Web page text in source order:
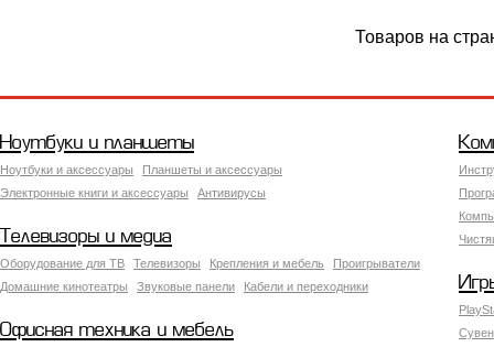
Товаров на
Ноутбуки и планшеты
Ноутбуки и аксессуары
Планшеты и аксессуары
Электронные книги и аксессуары
Антивирусы
Телевизоры и медиа
Оборудование для ТВ Телевизоры Крепления и мебель
Проигрыватели
Домашние кинотеатры
Звуковые панели Кабели и переходники
Офисная техника и мебель